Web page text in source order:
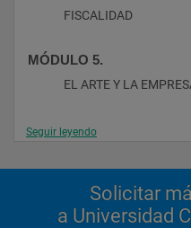
FISCALIDAD
MÓDULO 5.
EL ARTE Y LA
Seguir leyendo
Solicitar
a Universidad